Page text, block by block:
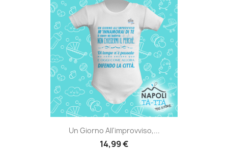
Un Giorno All'improvviso,...
14,99 €